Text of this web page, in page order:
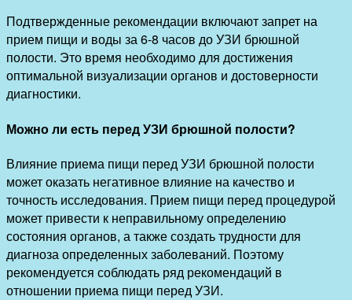
Подтвержденные рекомендации включают запрет на
прием пищи и воды за 6-8 часов до УЗИ брюшной
полости. Это время необходимо для достижения
оптимальной визуализации органов и достоверности
диагностики.
Можно ли есть перед УЗИ брюшной полости?
Влияние приема пищи перед УЗИ брюшной полости
может оказать негативное влияние на качество и
точность исследования. Прием пищи перед процедурой
может привести к неправильному определению
состояния органов, а также создать трудности для
диагноза определенных заболеваний. Поэтому
рекомендуется соблюдать ряд рекомендаций в
отношении приема пищи перед УЗИ.